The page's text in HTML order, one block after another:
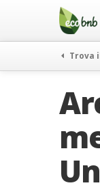
Menu
Trova